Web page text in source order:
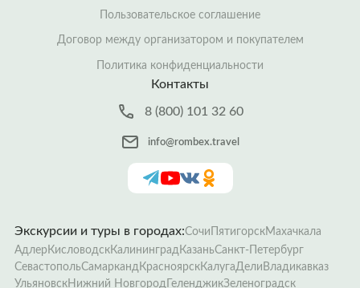
Пользовательское соглашение
Договор между организатором и покупателем
Политика конфиденциальности
Контакты
8 (800) 101 32 60
info@rombex.travel
Экскурсии и туры в городах:Сочи ПятигорскМахачкала
Адлер КисловодскКалининградКазаньСанкт-Петербург
СевастопольСамаркандКрасноярскКалугаДели Владикавказ
УльяновскНижний НовгородГеленджикЗеленоградск